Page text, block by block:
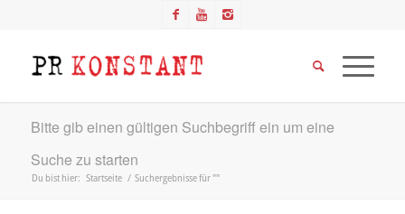
Bitte gib einen gültigen Suchbegriff ein um eine
Suche zu starten
Du bist hier: Startseite / Suchergebnisse für ""